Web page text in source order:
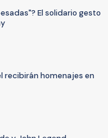
El solidario gesto
recibirán homenajes en